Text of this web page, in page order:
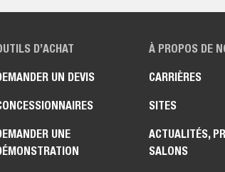
D’ACHAT
UN DEVIS
UNE
À PROPOS DE
CARRIÈRES
SITES
ACTUALITÉS,
SALONS